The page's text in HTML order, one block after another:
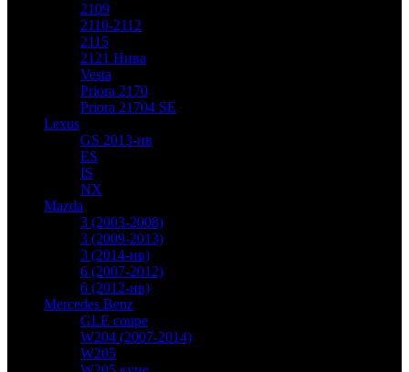
2109
2110-2112
2115
2121 Нива
Vesta
Priora 2170
Priora 21704 SE
Lexus
GS 2013-нв
ES
IS
NX
Mazda
3 (2003-2008)
3 (2009-2013)
3 (2014-нв)
6 (2007-2012)
6 (2012-нв)
Mercedes Benz
GLE coupe
W204 (2007-2014)
W205